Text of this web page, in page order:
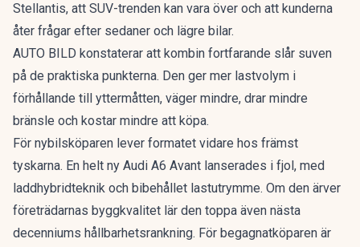
Stellantis, att SUV-trenden kan vara över och att kunderna
åter frågar efter sedaner och lägre bilar.
AUTO BILD konstaterar att kombin fortfarande slår suven
på de praktiska punkterna. Den ger mer lastvolym i
förhållande till yttermåtten, väger mindre, drar mindre
bränsle och kostar mindre att köpa.
För nybilsköparen lever formatet vidare hos främst
tyskarna. En helt ny Audi A6 Avant lanserades i fjol, med
laddhybridteknik och bibehållet lastutrymme. Om den ärver
företrädarnas byggkvalitet lär den toppa även nästa
decenniums hållbarhetsrankning. För begagnatköparen är